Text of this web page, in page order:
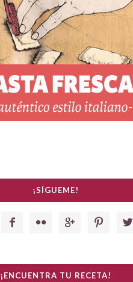
¡SÍGUEME!
    
¡ENCUENTRA TU RECETA!